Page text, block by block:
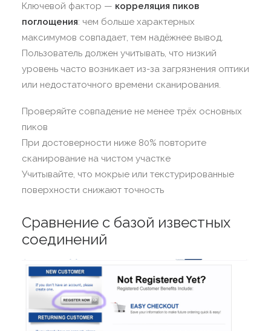
Ключевой фактор — корреляция пиков
поглощения: чем больше характерных
максимумов совпадает, тем надёжнее вывод.
Пользователь должен учитывать, что низкий
уровень часто возникает из-за загрязнения оптики
или недостаточного времени сканирования.
Проверяйте совпадение не менее трёх основных
пиков
При достоверности ниже 80% повторите
сканирование на чистом участке
Учитывайте, что мокрые или текстурированные
поверхности снижают точность
Сравнение с базой известных
соединений